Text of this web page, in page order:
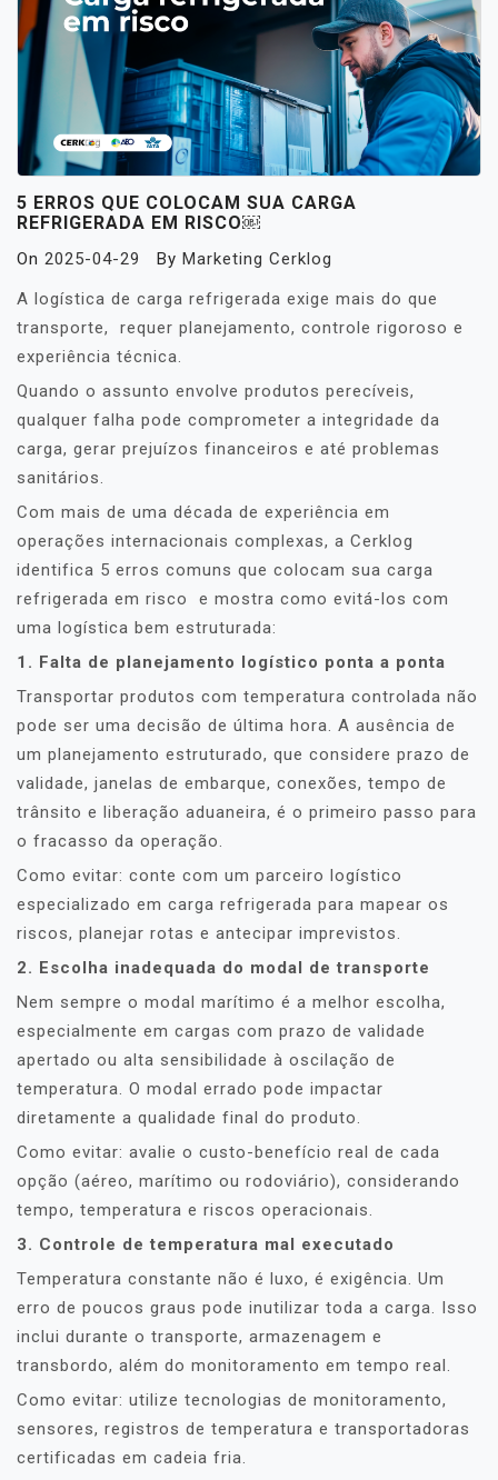
5 ERROS QUE COLOCAM SUA CARGA
REFRIGERADA EM RISCO￼
On 2025-04-29 By Marketing Cerklog
A logística de carga refrigerada exige mais do que
transporte, requer planejamento, controle rigoroso e
experiência técnica.
Quando o assunto envolve produtos perecíveis,
qualquer falha pode comprometer a integridade da
carga, gerar prejuízos financeiros e até problemas
sanitários.
Com mais de uma década de experiência em
operações internacionais complexas, a Cerklog
identifica 5 erros comuns que colocam sua carga
refrigerada em risco e mostra como evitá-los com
uma logística bem estruturada:
1. Falta de planejamento logístico ponta a ponta
Transportar produtos com temperatura controlada não
pode ser uma decisão de última hora. A ausência de
um planejamento estruturado, que considere prazo de
validade, janelas de embarque, conexões, tempo de
trânsito e liberação aduaneira, é o primeiro passo para
o fracasso da operação.
Como evitar: conte com um parceiro logístico
especializado em carga refrigerada para mapear os
riscos, planejar rotas e antecipar imprevistos.
2. Escolha inadequada do modal de transporte
Nem sempre o modal marítimo é a melhor escolha,
especialmente em cargas com prazo de validade
apertado ou alta sensibilidade à oscilação de
temperatura. O modal errado pode impactar
diretamente a qualidade final do produto.
Como evitar: avalie o custo-benefício real de cada
opção (aéreo, marítimo ou rodoviário), considerando
tempo, temperatura e riscos operacionais.
3. Controle de temperatura mal executado
Temperatura constante não é luxo, é exigência. Um
erro de poucos graus pode inutilizar toda a carga. Isso
inclui durante o transporte, armazenagem e
transbordo, além do monitoramento em tempo real.
Como evitar: utilize tecnologias de monitoramento,
sensores, registros de temperatura e transportadoras
certificadas em cadeia fria.